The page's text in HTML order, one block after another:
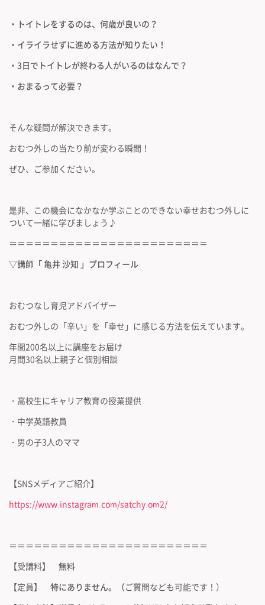
・トイトレをするのは、何歳が良いの？
・イライラせずに進める方法が知りたい！
・3日でトイトレが終わる人がいるのはなんで？
・おまるって必要？
そんな疑問が解決できます。
おむつ外しの当たり前が変わる瞬間！
ぜひ、ご参加ください。
是非、この機会になかなか学ぶことのできない幸せおむつ外しに
ついて一緒に学びましょう♪
＝＝＝＝＝＝＝＝＝＝＝＝＝＝＝＝＝＝＝＝＝＝＝＝
▽講師「 亀井 沙知 」プロフィール
おむつなし育児アドバイザー
おむつ外しの「辛い」を「幸せ」に感じる方法を伝えています。
年間200名以上に講座をお届け
月間30名以上親子と個別相談
・高校生にキャリア教育の授業提供
・中学英語教員
・男の子3人のママ
【SNSメディアご紹介】
https://www.instagram.com/satchy.om2/
＝＝＝＝＝＝＝＝＝＝＝＝＝＝＝＝＝＝＝＝＝＝＝＝
【受講料】 無料
【定員】 特にありません。（ご質問なども可能です！）